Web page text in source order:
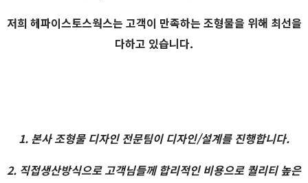
저희 헤파이스토스웍스는 고객이 만족하는 조형물을 위해 최선을
다하고 있습니다.
1. 본사 조형물 디자인 전문팀이 디자인/설계를 진행합니다.
2. 직접생산방식으로 고객님들께 합리적인 비용으로 퀄리티 높은